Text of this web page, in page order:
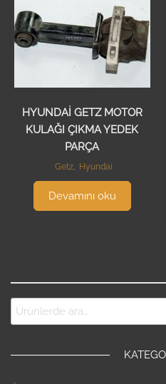
HYUNDAİ GETZ MOTOR
KULAĞI ÇIKMA YEDEK
PARÇA
Getz, Hyundai
Devamını oku